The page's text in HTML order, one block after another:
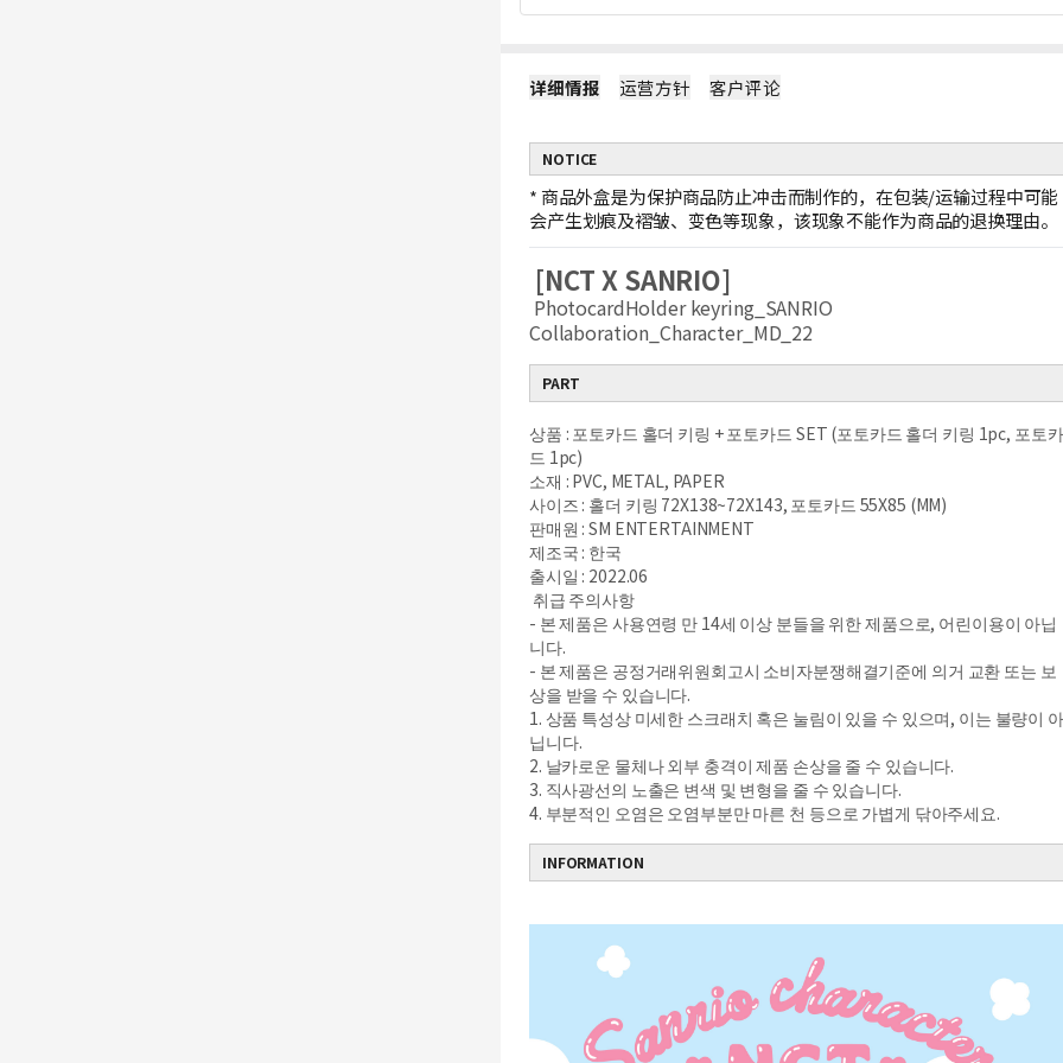
详细情报 运营方针 客户评论
NOTICE
* 商品外盒是为保护商品防止冲击而制作的，在包装/运输过程中可能
会产生划痕及褶皱、变色等现象，该现象不能作为商品的退换理由。
[NCT X SANRIO]
PhotocardHolder keyring_SANRIO
Collaboration_Character_MD_22
PART
상품 : 포토카드 홀더 키링 + 포토카드 SET (포토카드 홀더 키링 1pc, 포토카
드 1pc)
소재 : PVC, METAL, PAPER​
사이즈 : 홀더 키링 72X138~72X143, 포토카드 55X85 (MM)​
판매원 : SM ENTERTAINMENT
제조국 : 한국
출시일 : 2022.06
취급 주의사항
- 본 제품은 사용연령 만 14세 이상 분들을 위한 제품으로, 어린이용이 아닙
니다.
- 본 제품은 공정거래위원회고시 소비자분쟁해결기준에 의거 교환 또는 보
상을 받을 수 있습니다.
1. 상품 특성상 미세한 스크래치 혹은 눌림이 있을 수 있으며, 이는 불량이 아
닙니다.
2. 날카로운 물체나 외부 충격이 제품 손상을 줄 수 있습니다.
3. 직사광선의 노출은 변색 및 변형을 줄 수 있습니다.
4. 부분적인 오염은 오염부분만 마른 천 등으로 가볍게 닦아주세요.
INFORMATION